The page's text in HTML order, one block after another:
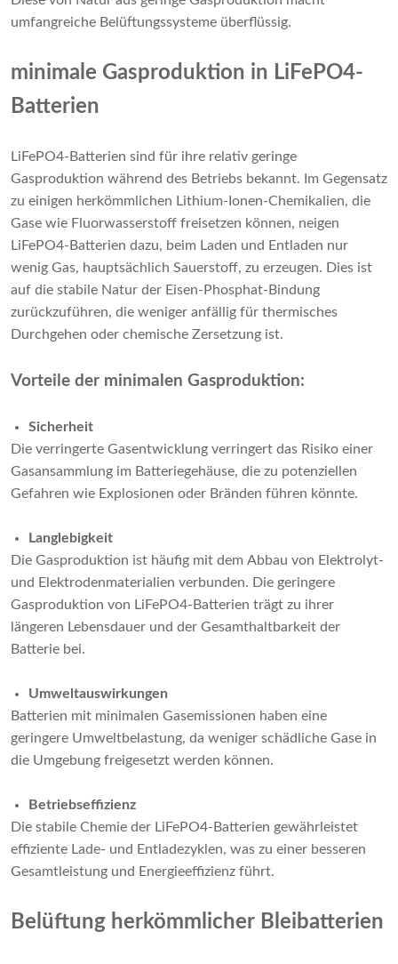
umfangreiche Belüftungssysteme überflüssig.
minimale Gasproduktion in LiFePO4-
Batterien
LiFePO4-Batterien sind für ihre relativ geringe
Gasproduktion während des Betriebs bekannt. Im Gegensatz
zu einigen herkömmlichen Lithium-Ionen-Chemikalien, die
Gase wie Fluorwasserstoff freisetzen können, neigen
LiFePO4-Batterien dazu, beim Laden und Entladen nur
wenig Gas, hauptsächlich Sauerstoff, zu erzeugen. Dies ist
auf die stabile Natur der Eisen-Phosphat-Bindung
zurückzuführen, die weniger anfällig für thermisches
Durchgehen oder chemische Zersetzung ist.
Vorteile der minimalen Gasproduktion:
Sicherheit
Die verringerte Gasentwicklung verringert das Risiko einer
Gasansammlung im Batteriegehäuse, die zu potenziellen
Gefahren wie Explosionen oder Bränden führen könnte.
Langlebigkeit
Die Gasproduktion ist häufig mit dem Abbau von Elektrolyt-
und Elektrodenmaterialien verbunden. Die geringere
Gasproduktion von LiFePO4-Batterien trägt zu ihrer
längeren Lebensdauer und der Gesamthaltbarkeit der
Batterie bei.
Umweltauswirkungen
Batterien mit minimalen Gasemissionen haben eine
geringere Umweltbelastung, da weniger schädliche Gase in
die Umgebung freigesetzt werden können.
Betriebseffizienz
Die stabile Chemie der LiFePO4-Batterien gewährleistet
effiziente Lade- und Entladezyklen, was zu einer besseren
Gesamtleistung und Energieeffizienz führt.
Belüftung herkömmlicher Bleibatterien